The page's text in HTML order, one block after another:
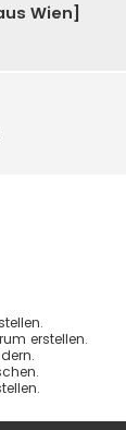
Wien]
erstellen.